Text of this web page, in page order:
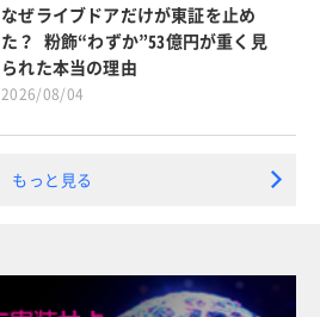
なぜライブドアだけが東証を止め
た？ 粉飾“わずか”53億円が重く見
られた本当の理由
2026/08/04
もっと見る